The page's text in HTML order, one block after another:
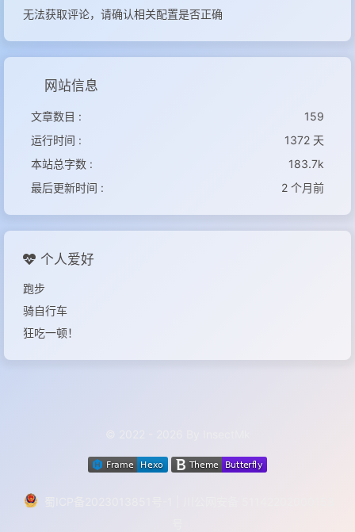
无法获取评论，请确认相关配置是否正确
网站信息
文章数目 :
159
运行时间 :
1372 天
本站总字数 :
183.7k
最后更新时间 :
2 个月前
个人爱好
跑步
骑自行车
狂吃一顿！